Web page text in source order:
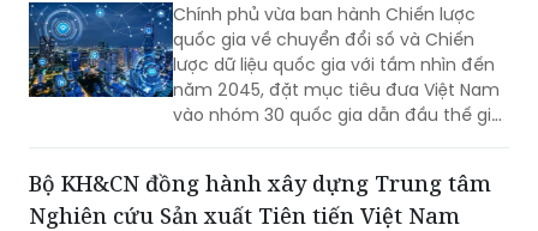
Chính phủ vừa ban hành Chiến lược
quốc gia về chuyển đổi số và Chiến
lược dữ liệu quốc gia với tầm nhìn đến
năm 2045, đặt mục tiêu đưa Việt Nam
vào nhóm 30 quốc gia dẫn đầu thế giới
Bộ KH&CN đồng hành xây dựng Trung tâm
Nghiên cứu Sản xuất Tiên tiến Việt Nam